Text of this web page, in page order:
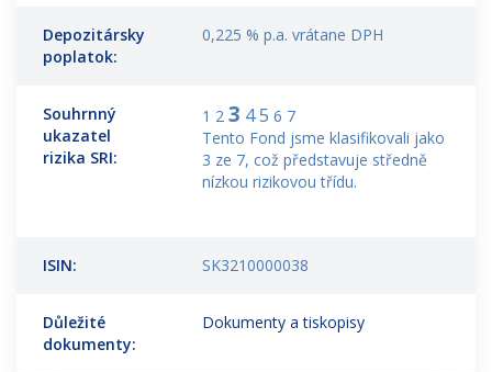
Depozitársky
poplatok:
0,225 % p.a. vrátane DPH
Souhrnný
ukazatel
rizika SRI:
1 2 3 45 6 7
Tento Fond jsme klasifikovali jako
3 ze 7, což představuje středně
nízkou rizikovou třídu.
ISIN: SK3210000038
Důležité
dokumenty:
Dokumenty a tiskopisy